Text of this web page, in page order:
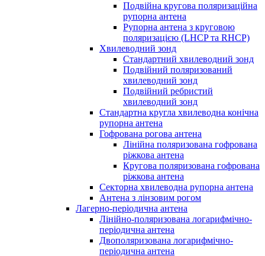
Подвійна кругова поляризаційна
рупорна антена
Рупорна антена з круговою
поляризацією (LHCP та RHCP)
Хвилеводний зонд
Стандартний хвилеводний зонд
Подвійний поляризований
хвилеводний зонд
Подвійний ребристий
хвилеводний зонд
Стандартна кругла хвилеводна конічна
рупорна антена
Гофрована рогова антена
Лінійна поляризована гофрована
ріжкова антена
Кругова поляризована гофрована
ріжкова антена
Секторна хвилеводна рупорна антена
Антена з лінзовим рогом
Лагерно-періодична антена
Лінійно-поляризована логарифмічно-
періодична антена
Двополяризована логарифмічно-
періодична антена